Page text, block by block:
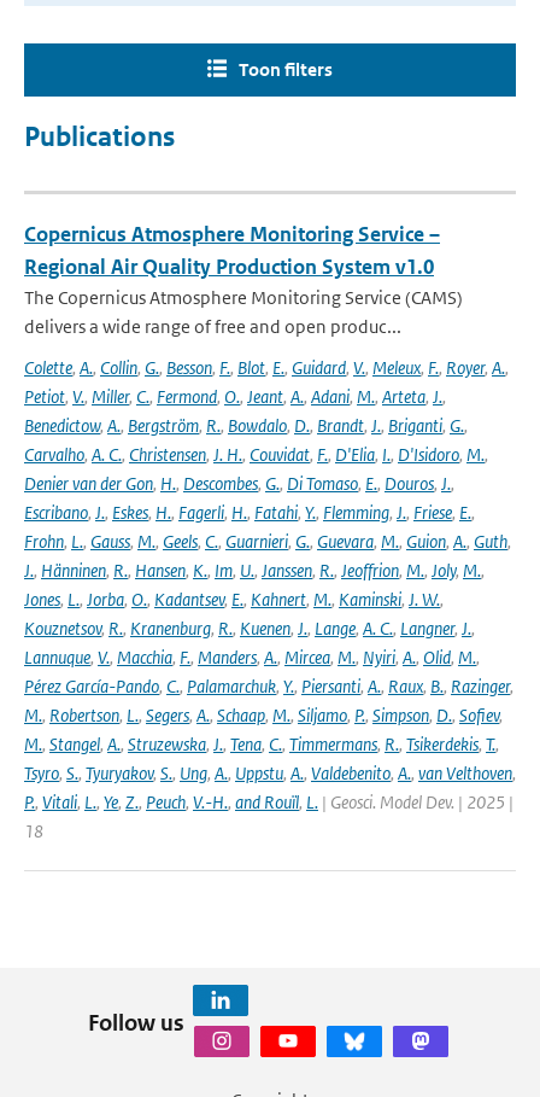
Toon filters
Publications
Copernicus Atmosphere Monitoring Service –
Regional Air Quality Production System v1.0
The Copernicus Atmosphere Monitoring Service (CAMS)
delivers a wide range of free and open produc...
Colette, A., Collin, G., Besson, F., Blot, E., Guidard, V., Meleux, F., Royer, A.,
Petiot, V., Miller, C., Fermond, O., Jeant, A., Adani, M., Arteta, J.,
Benedictow, A., Bergström, R., Bowdalo, D., Brandt, J., Briganti, G.,
Carvalho, A. C., Christensen, J. H., Couvidat, F., D'Elia, I., D'Isidoro, M.,
Denier van der Gon, H., Descombes, G., Di Tomaso, E., Douros, J.,
Escribano, J., Eskes, H., Fagerli, H., Fatahi, Y., Flemming, J., Friese, E.,
Frohn, L., Gauss, M., Geels, C., Guarnieri, G., Guevara, M., Guion, A., Guth,
J., Hänninen, R., Hansen, K., Im, U., Janssen, R., Jeoffrion, M., Joly, M.,
Jones, L., Jorba, O., Kadantsev, E., Kahnert, M., Kaminski, J. W.,
Kouznetsov, R., Kranenburg, R., Kuenen, J., Lange, A. C., Langner, J.,
Lannuque, V., Macchia, F., Manders, A., Mircea, M., Nyiri, A., Olid, M.,
Pérez García-Pando, C., Palamarchuk, Y., Piersanti, A., Raux, B., Razinger,
M., Robertson, L., Segers, A., Schaap, M., Siljamo, P., Simpson, D., Sofiev,
M., Stangel, A., Struzewska, J., Tena, C., Timmermans, R., Tsikerdekis, T.,
Tsyro, S., Tyuryakov, S., Ung, A., Uppstu, A., Valdebenito, A., van Velthoven,
P., Vitali, L., Ye, Z., Peuch, V.-H., and Rouïl, L. | Geosci. Model Dev. | 2025 |
18
Follow us